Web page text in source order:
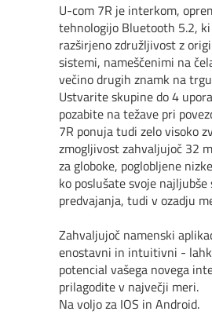
U-com 7R je interkom,
tehnologijo Bluetooth 5.2,
razširjeno združljivost z
sistemi, nameščenimi na
večino drugih znamk na
Ustvarite skupine do 4
pozabite na težave pri
7R ponuja tudi zelo visoko
zmogljivost zahvaljujoč 32
za globoke, poglobljene
ko poslušate svoje najljubše
predvajanja, tudi v ozadju
Zahvaljujoč namenski
enostavni in intuitivni -
potencial vašega novega
prilagodite v največji meri.
Na voljo za IOS in Android.